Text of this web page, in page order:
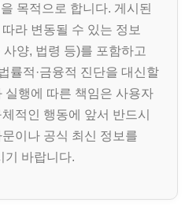
을 목적으로 합니다. 게시된
라 변동될 수 있는 정보
양, 법령 등)를 포함하고
률적·금융적 진단을 대신할
실행에 따른 책임은 사용자
적인 행동에 앞서 반드시
이나 공식 최신 정보를
기 바랍니다.